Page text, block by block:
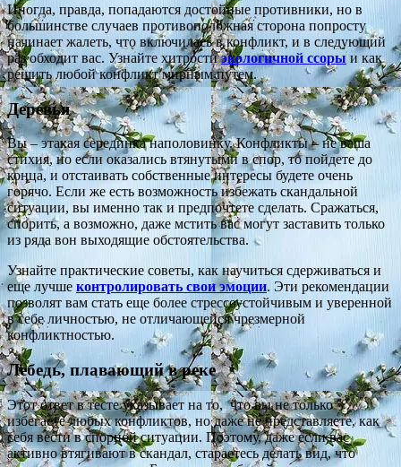
Иногда, правда, попадаются достойные противники, но в
большинстве случаев противоположная сторона попросту
начинает жалеть, что включилась в конфликт, и в следующий
раз обходит вас. Узнайте хитростиэкологичной ссорыи как
решить любой конфликт мирным путем.
Деревья
Вы – этакая серединка наполовинку. Конфликты – не ваша
стихия, но если оказались втянутыми в спор, то пойдете до
конца, и отстаивать собственные интересы будете очень
горячо. Если же есть возможность избежать скандальной
ситуации, вы именно так и предпочтете сделать. Сражаться,
спорить, а возможно, даже мстить вас могут заставить только
из ряда вон выходящие обстоятельства.
Узнайте практические советы, как научиться сдерживаться и
еще лучше контролировать свои эмоции. Эти рекомендации
позволят вам стать еще более стрессоустойчивым и уверенной
в себе личностью, не отличающейся чрезмерной
конфликтностью.
Лебедь, плавающий в реке
Этот ответ в тесте указывает на то, что вы не только
избегаете любых конфликтов, но даже не представляете, как
себя вести в спорной ситуации. Поэтому, даже если вас
активно втягивают в скандал, стараетесь делать вид, что